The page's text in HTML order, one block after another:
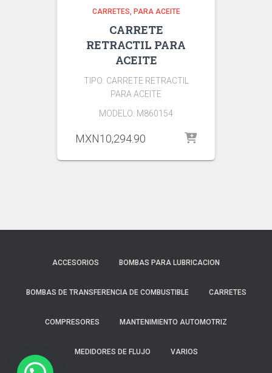
CARRETES PARA ACEITE
CARRETE
RETRACTIL PARA
ACEITE
TIPO: CARRETE RETRACTIL
PARA ACEITE
MODELO: M860154
MXN10,294.90
ACCESORIOS BOMBAS PARA LUBRICACION
BOMBAS DE TRANSFERENCIA DE COMBUSTIBLE CARRETES
COMPRESORES MANTENIMIENTO AUTOMOTRIZ
MEDIDORES DE FLUJO VARIOS